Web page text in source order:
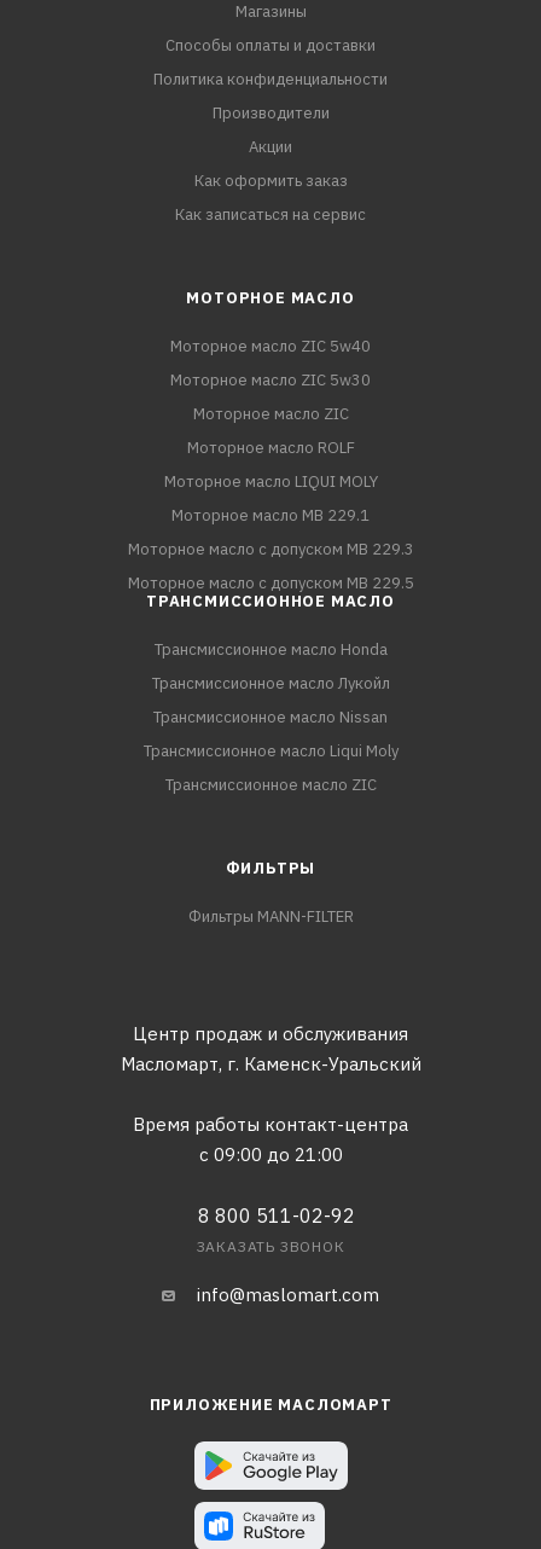
Магазины
Способы оплаты и доставки
Политика конфиденциальности
Производители
Акции
Как оформить заказ
Как записаться на сервис
МОТОРНОЕ МАСЛО
Моторное масло ZIC 5w40
Моторное масло ZIC 5w30
Моторное масло ZIC
Моторное масло ROLF
Моторное масло LIQUI MOLY
Моторное масло MB 229.1
Моторное масло с допуском MB 229.3
Моторное масло с допуском MB 229.5
ТРАНСМИССИОННОЕ МАСЛО
Трансмиссионное масло Honda
Трансмиссионное масло Лукойл
Трансмиссионное масло Nissan
Трансмиссионное масло Liqui Moly
Трансмиссионное масло ZIC
ФИЛЬТРЫ
Фильтры MANN-FILTER
Центр продаж и обслуживания
Масломарт, г. Каменск-Уральский
Время работы контакт-центра
с 09:00 до 21:00
8 800 511-02-92
ЗАКАЗАТЬ ЗВОНОК
info@maslomart.com
ПРИЛОЖЕНИЕ МАСЛОМАРТ